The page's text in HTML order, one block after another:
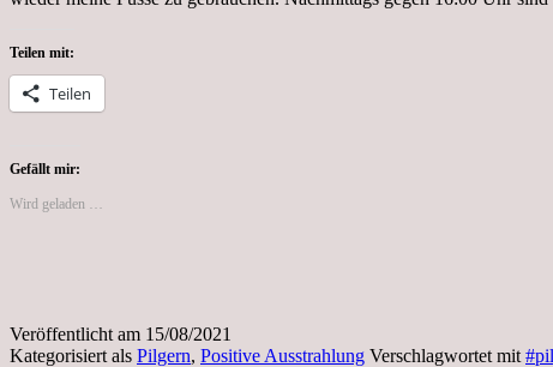
Teilen mit:
Teilen
Gefällt mir:
Wird geladen …
Veröffentlicht am 15/08/2021
Kategorisiert als Pilgern, Positive Ausstrahlung Verschlagwortet mit